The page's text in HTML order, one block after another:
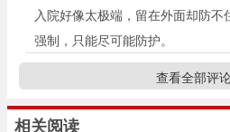
入院好像太极端，留在外面却防
强制，只能尽可能防护。
查看全部评
相关阅读